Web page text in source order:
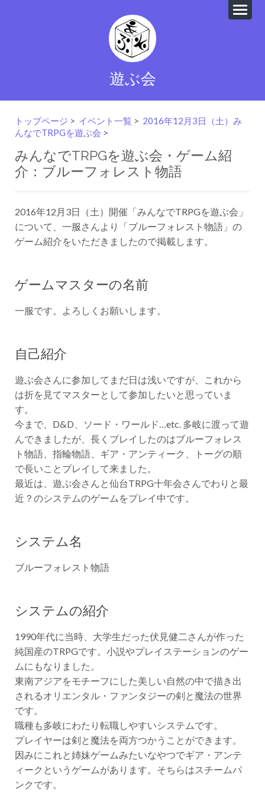
遊ぶ会
トップページ > イベント一覧 > 2016年12月3日（土）み
んなでTRPGを遊ぶ会 >
みんなでTRPGを遊ぶ会・ゲーム紹
介：ブルーフォレスト物語
2016年12月3日（土）開催「みんなでTRPGを遊ぶ会」
について、一服さんより「ブルーフォレスト物語」の
ゲーム紹介をいただきましたので掲載します。
ゲームマスターの名前
一服です。よろしくお願いします。
自己紹介
遊ぶ会さんに参加してまだ日は浅いですが、これから
は折を見てマスターとして参加したいと思っていま
す。
今まで、D&D、ソード・ワールド…etc. 多岐に渡って遊
んできましたが、長くプレイしたのはブルーフォレス
ト物語、指輪物語、ギア・アンティーク、トーグの順
で長いことプレイして来ました。
最近は、遊ぶ会さんと仙台TRPG十年会さんでわりと最
近？のシステムのゲームをプレイ中です。
システム名
ブルーフォレスト物語
システムの紹介
1990年代に当時、大学生だった伏見健二さんが作った
純国産のTRPGです。小説やプレイステーションのゲー
ムにもなりました。
東南アジアをモチーフにした美しい自然の中で描き出
されるオリエンタル・ファンタジーの剣と魔法の世界
です。
職種も多岐にわたり転職しやすいシステムです。
プレイヤーは剣と魔法を両方つかうことができます。
因みにこれと姉妹ゲームみたいなやつでギア・アンテ
ィークというゲームがあります。そちらはスチームパ
ンクです。